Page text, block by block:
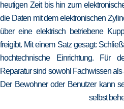
heutigen Zeit bis hin zum
die Daten mit dem elektronischen
über eine elektrisch betriebene
freigibt. Mit einem Satz gesagt:
hochtechnische Einrichtung. Für
Reparatur sind sowohl Fachwissen
Der Bewohner oder Benutzer kann
selbst